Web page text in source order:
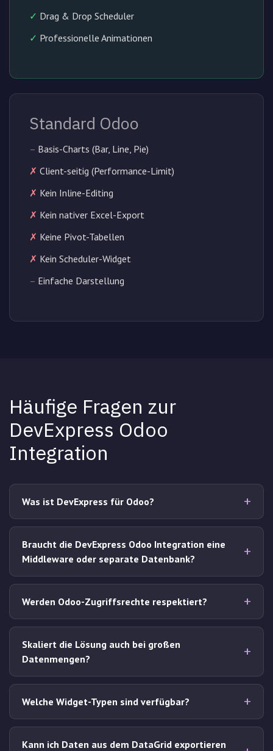
✓ Drag & Drop Scheduler
✓ Professionelle Animationen
Standard Odoo
– Basis-Charts (Bar, Line, Pie)
✗ Client-seitig (Performance-Limit)
✗ Kein Inline-Editing
✗ Kein nativer Excel-Export
✗ Keine Pivot-Tabellen
✗ Kein Scheduler-Widget
– Einfache Darstellung
Häufige Fragen zur
DevExpress Odoo
Integration
Was ist DevExpress für Odoo?
Braucht die DevExpress Odoo Integration eine
Middleware oder separate Datenbank?
Werden Odoo-Zugriffsrechte respektiert?
Skaliert die Lösung auch bei großen
Datenmengen?
Welche Widget-Typen sind verfügbar?
Kann ich Daten aus dem DataGrid exportieren